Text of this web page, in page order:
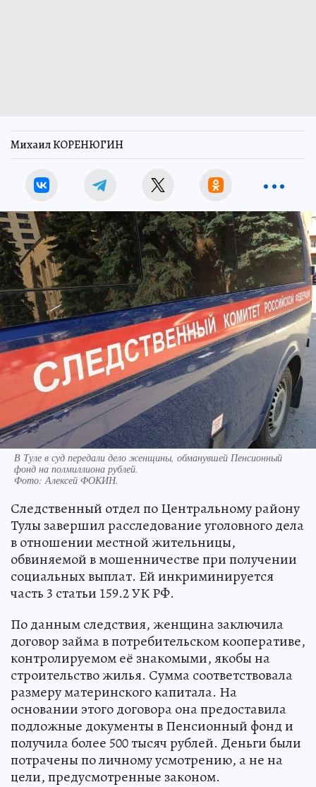
Михаил КОРЕНЮГИН
В Туле в суд передали дело женщины, обманувшей Пенсионный
фонд на полмиллиона рублей.
Фото:Алексей ФОКИН.
Следственный отдел по Центральному району
Тулы завершил расследование уголовного дела
в отношении местной жительницы,
обвиняемой в мошенничестве при получении
социальных выплат. Ей инкриминируется
часть 3 статьи 159.2 УК РФ.
По данным следствия, женщина заключила
договор займа в потребительском кооперативе,
контролируемом её знакомыми, якобы на
строительство жилья. Сумма соответствовала
размеру материнского капитала. На
основании этого договора она предоставила
подложные документы в Пенсионный фонд и
получила более 500 тысяч рублей. Деньги были
потрачены по личному усмотрению, а не на
цели, предусмотренные законом.